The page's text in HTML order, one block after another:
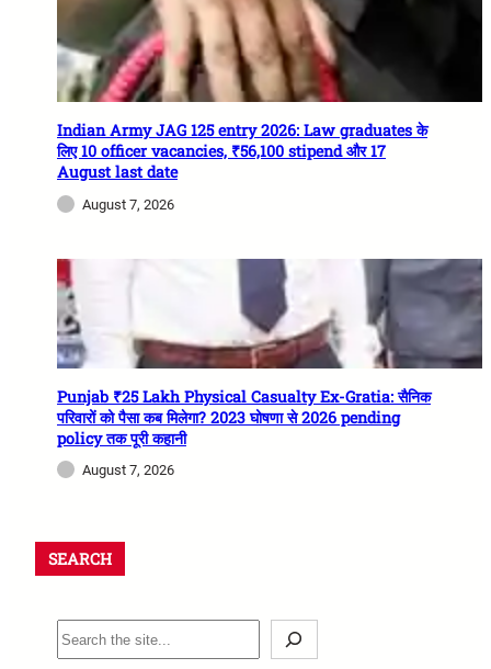
Indian Army JAG 125 entry 2026: Law graduates के
लिए 10 officer vacancies, ₹56,100 stipend और 17
August last date
August 7, 2026
Punjab ₹25 Lakh Physical Casualty Ex-Gratia: सैनिक
परिवारों को पैसा कब मिलेगा? 2023 घोषणा से 2026 pending
policy तक पूरी कहानी
August 7, 2026
SEARCH